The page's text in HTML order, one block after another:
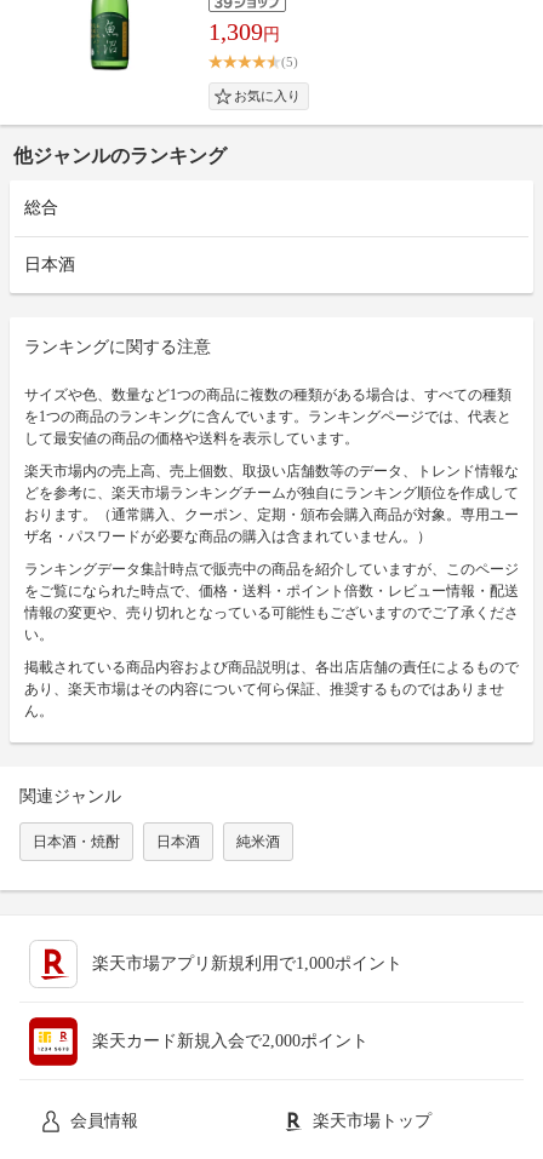
1,309円
(5)
他ジャンルのランキング
総合
日本酒
ランキングに関する注意
サイズや色、数量など1つの商品に複数の種類がある場合は、すべての種類
を1つの商品のランキングに含んでいます。ランキングページでは、代表と
して最安値の商品の価格や送料を表示しています。
楽天市場内の売上高、売上個数、取扱い店舗数等のデータ、トレンド情報な
どを参考に、楽天市場ランキングチームが独自にランキング順位を作成して
おります。（通常購入、クーポン、定期・頒布会購入商品が対象。専用ユー
ザ名・パスワードが必要な商品の購入は含まれていません。）
ランキングデータ集計時点で販売中の商品を紹介していますが、このページ
をご覧になられた時点で、価格・送料・ポイント倍数・レビュー情報・配送
情報の変更や、売り切れとなっている可能性もございますのでご了承くださ
い。
掲載されている商品内容および商品説明は、各出店店舗の責任によるもので
あり、楽天市場はその内容について何ら保証、推奨するものではありませ
ん。
関連ジャンル
日本酒・焼酎 日本酒 純米酒
楽天市場アプリ新規利用で1,000ポイント
楽天カード新規入会で2,000ポイント
会員情報 楽天市場トップ